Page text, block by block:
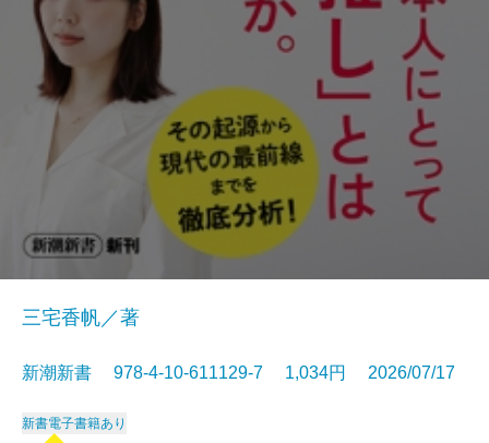
三宅香帆／著
新潮新書 978-4-10-611129-7 1,034円 2026/07/17
新書電子書籍あり